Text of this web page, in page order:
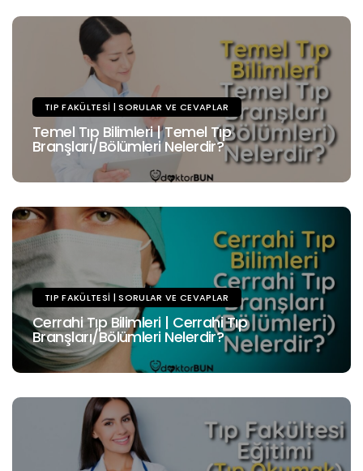
TIP FAKÜLTESI | SORULAR VE CEVAPLAR
Temel Tıp Bilimleri | Temel Tıp
Branşları/Bölümleri Nelerdir?
TIP FAKÜLTESI | SORULAR VE CEVAPLAR
Cerrahi Tıp Bilimleri | Cerrahi Tıp
Branşları/Bölümleri Nelerdir?